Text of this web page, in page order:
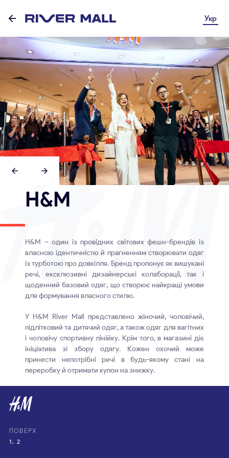
Укр
H&M
H&M – один із провідних світових фешн-брендів із
власною ідентичністю й прагненням створювати одяг
із турботою про довкілля. Бренд пропонує як вишукані
речі, ексклюзивні дизайнерські колаборації, так і
щоденний базовий одяг, що створює найкращі умови
для формування власного стилю.
У H&M River Mall представлено жіночий, чоловічий,
підлітковий та дитячий одяг, а також одяг для вагітних
і чоловічу спортивну лінійку. Крім того, в магазині діє
ініціатива зі збору одягу. Кожен охочий може
принести непотрібні речі в будь-якому стані на
переробку й отримати купон на знижку.
ПОВЕРХ
1, 2